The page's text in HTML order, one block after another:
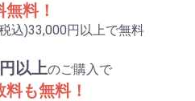
無料！
込)33,000円以上で無料
以上のご購入で
も無料！